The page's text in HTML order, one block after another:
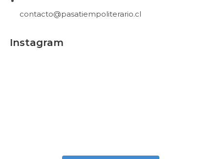
contacto@pasatiempoliterario.cl
Instagram